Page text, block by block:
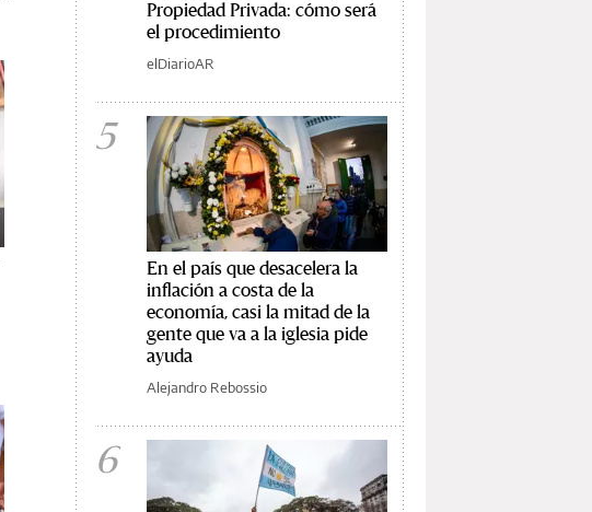
Propiedad Privada: cómo será
el procedimiento
elDiarioAR
5
En el país que desacelera la
inflación a costa de la
economía, casi la mitad de la
gente que va a la iglesia pide
ayuda
Alejandro Rebossio
6